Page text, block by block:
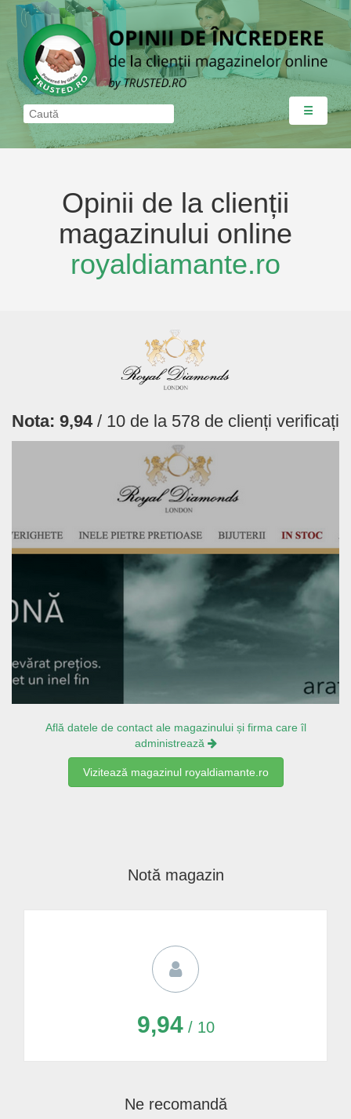
☰
Opinii de la clienții
magazinului online
royaldiamante.ro
Nota: 9,94/ 10 de la 578 de clienți verificați
Află datele de contact ale magazinului și firma care îl
administrează
Vizitează magazinul royaldiamante.ro
Notă magazin
9,94/ 10
Ne recomandă